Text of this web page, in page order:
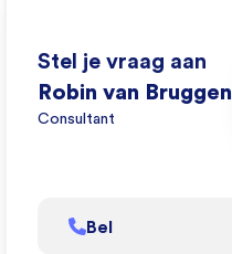
dat doen!
Stel je vraag aan
Robin van Bruggen
Consultant
Bel